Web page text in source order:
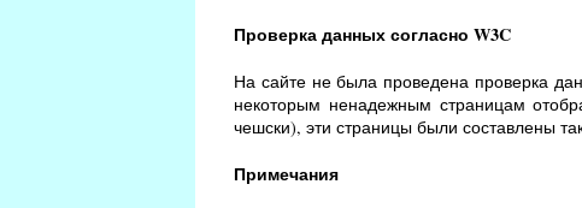
Проверка данных согласно W3C
На сайте не была проведена проверка
некоторым ненадежным страницам
чешски), эти страницы были составлены
Примечания